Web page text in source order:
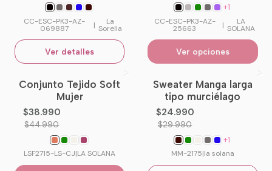
CC-ESC-PK3-AZ-
069887 | La
Sorella
Ver detalles
+1
CC-ESC-PK3-AZ-
25663 | LA
SOLANA
Ver opciones
-13%OFF
Conjunto Tejido Soft
Mujer
$38.990
$44.990
LSF2715-LS-CJ|LA SOLANA
-17%OFF
No disponible
Sweater Manga larga
tipo murciélago
$24.990
$29.990
+1
MM-2175|la solana